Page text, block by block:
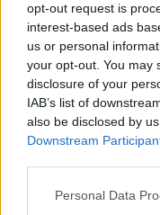
opt-out request is
interest-based ads
us or personal
your opt-out. You may
disclosure of your
IAB’s list of
also be disclosed by
Downstream
Please note that this
Personal Data
VAS MEGYEI
NAPILAPJA
2019. október. 12. 08:20
A Vas Népe ezentúl
MARKÓ PÉTER:
MINDNYÁJAN
VÁROSUNKÉRT!
2019. augusztus. 14.
enyém, a miénk."